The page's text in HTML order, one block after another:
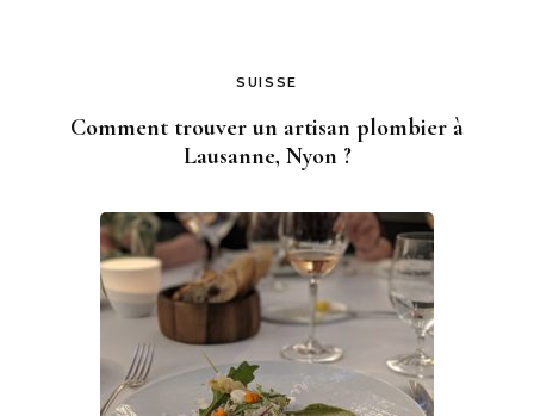
SUISSE
Comment trouver un artisan plombier à
Lausanne, Nyon ?